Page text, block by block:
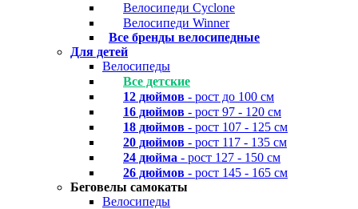
Велосипеди Cyclone
Велосипеди Winner
Все бренды велосипедные
Для детей
Велосипеды
Все детские
12 дюймов - рост до 100 см
16 дюймов - рост 97 - 120 см
18 дюймов - рост 107 - 125 см
20 дюймов - рост 117 - 135 см
24 дюйма - рост 127 - 150 см
26 дюймов - рост 145 - 165 см
Беговелы самокаты
Велосипеды